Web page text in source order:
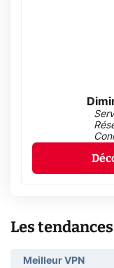
Les tendances
Meilleur VPN